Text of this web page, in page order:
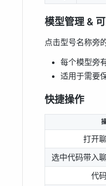
模型管理 &
点击型号名称旁
每个模型旁
适用于需要
快捷操作
打开
选中代码带入
代